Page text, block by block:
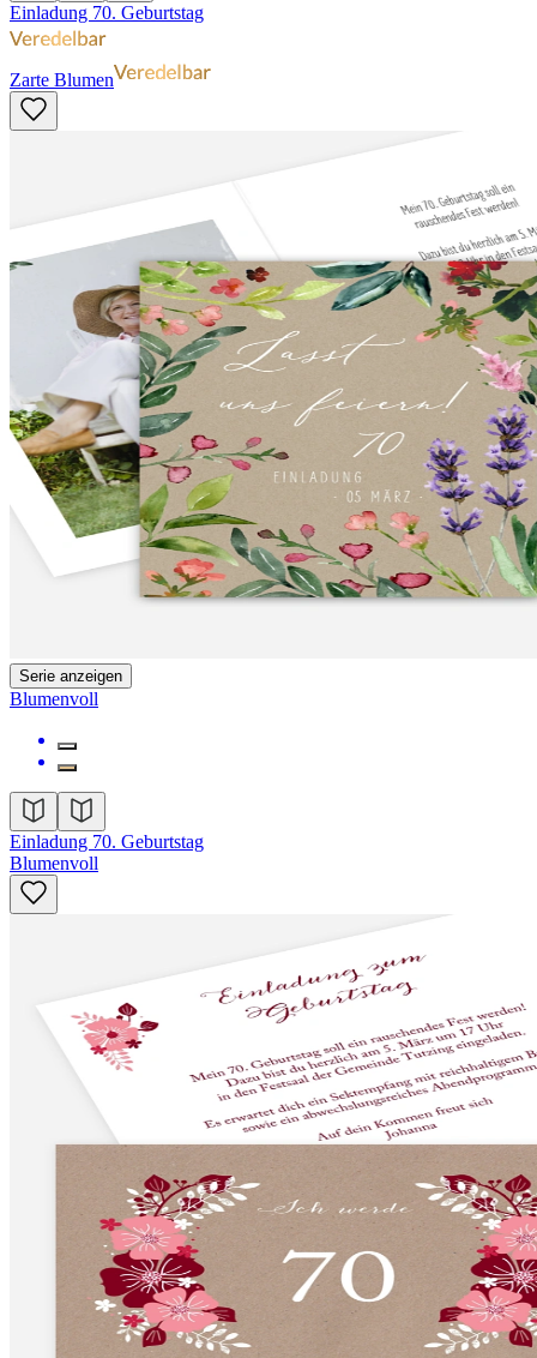
Einladung 70. Geburtstag
Zarte Blumen
Serie anzeigen
Blumenvoll
Einladung 70. Geburtstag
Blumenvoll